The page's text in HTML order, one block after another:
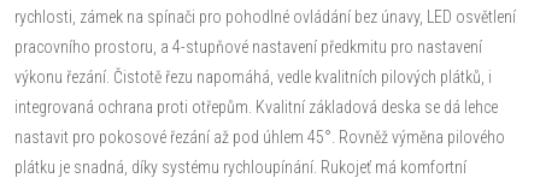
rychlosti, zámek na spínači pro pohodlné ovládání bez únavy, LED osvětlení
pracovního prostoru, a 4-stupňové nastavení předkmitu pro nastavení
výkonu řezání. Čistotě řezu napomáhá, vedle kvalitních pilových plátků, i
integrovaná ochrana proti otřepům. Kvalitní základová deska se dá lehce
nastavit pro pokosové řezání až pod úhlem 45°. Rovněž výměna pilového
plátku je snadná, díky systému rychloupínání. Rukojeť má komfortní